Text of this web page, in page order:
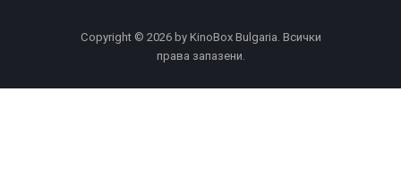
Copyright © 2026 by KinoBox Bulgaria. Всички
права запазени.